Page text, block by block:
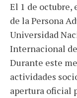
FacebookTwitter
El 1 de octubre,
de la Persona
Universidad
Internacional
Durante este
actividades
apertura oficial